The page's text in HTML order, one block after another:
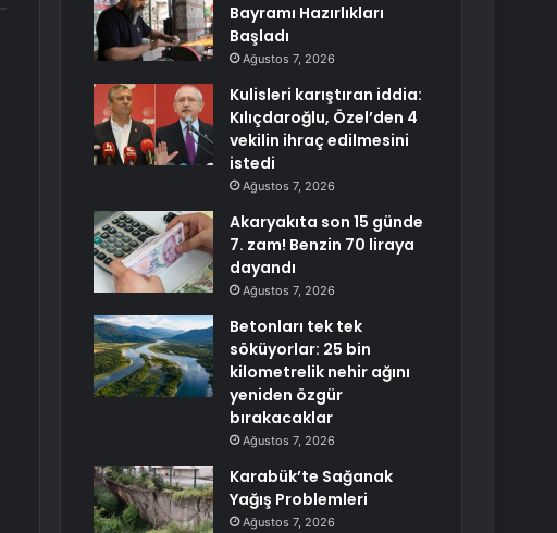
Bayramı Hazırlıkları
Başladı
Ağustos 7, 2026
Kulisleri karıştıran iddia:
Kılıçdaroğlu, Özel’den 4
vekilin ihraç edilmesini
istedi
Ağustos 7, 2026
Akaryakıta son 15 günde
7. zam! Benzin 70 liraya
dayandı
Ağustos 7, 2026
Betonları tek tek
söküyorlar: 25 bin
kilometrelik nehir ağını
yeniden özgür
bırakacaklar
Ağustos 7, 2026
Karabük’te Sağanak
Yağış Problemleri
Ağustos 7, 2026